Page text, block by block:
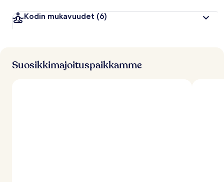
Kodin mukavuudet (6)
Suosikkimajoituspaikkamme